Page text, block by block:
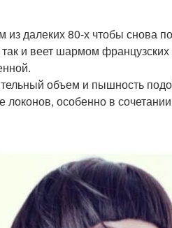
далеких 80-х чтобы снова
и веет шармом французских
объем и пышность
локонов, особенно в